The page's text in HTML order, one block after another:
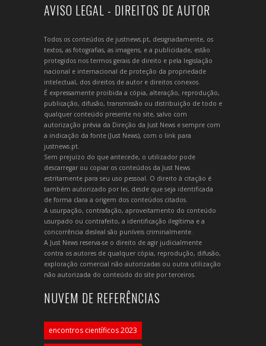
AVISO LEGAL - DIREITOS DE AUTOR
Todos os conteúdos de justnews.pt, designadamente, os
textos, as fotografias, as imagens, e a publicidade, estão
protegidos nos termos gerais de direito e pela legislação
nacional e internacional de proteção da propriedade
intelectual, dos direitos de autor e direitos conexos.
É expressamente proibida a cópia, alteração, reprodução,
publicação, difusão, transmissão ou distribuição de todo e
qualquer conteúdo presente no site, salvo com
autorização prévia da Direção da Just News e sempre com
a indicação da fonte (Just News), com o link para
justnews.pt.
Sem prejuízo do que antecede, o utilizador pode
descarregar ou copiar os conteúdos da Just News
estritamente para seu uso pessoal. O direito à citação é
também autorizado por lei, desde que seja identificada
de forma clara a origem dos conteúdos citados.
A usurpação, contrafação, aproveitamento do conteúdo
usurpado ou contrafeito, a identificação ilegítima e a
concorrência desleal são puníveis criminalmente.
A Just News reserva-se o direito de agir judicialmente
contra os autores de qualquer cópia, reprodução, difusão,
exploração comercial não autorizadas ou outra utilização
não autorizada do conteúdo do site por terceiros.
NUVEM DE REFERÊNCIAS
encontros científicos 2023